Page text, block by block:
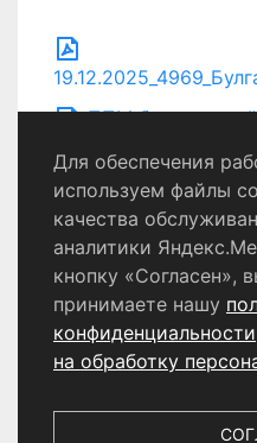
ППМ
Политика
Согласие на
© 2024 - 2026 Сетевое
портал Щёлково».
Выдано Федеральной
связи,
Для обеспечения
используем файлы
качества
аналитики
кнопку «Согласен»,
принимаете нашу
конфиденциальности
на обработку